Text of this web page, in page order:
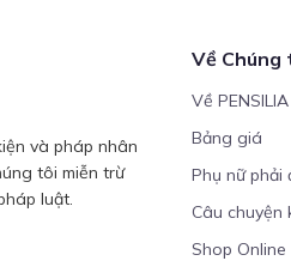
và pháp nhân
tôi miễn trừ
luật.
Về Chúng
Về PENSILIA
Bảng giá
Phụ nữ phải
Câu chuyện
Shop Online